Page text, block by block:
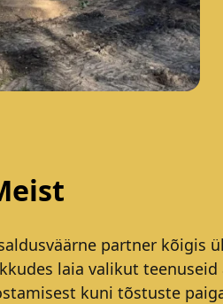
partner kõigis
laia valikut teenuseid
kuni tõstuste